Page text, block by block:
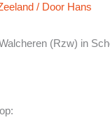
/ Door Hans
(Rzw) in